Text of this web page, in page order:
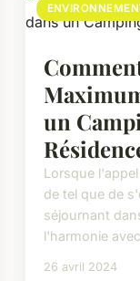
un
Lorsque
de tel que de
séjournant
l'harmonie
26 avril 2024